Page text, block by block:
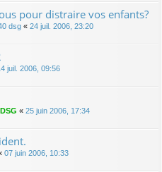
pour distraire vos enfants?
dsg « 24 juil. 2006, 23:20
juil. 2006, 09:56
« 25 juin 2006, 17:34
07 juin 2006, 10:33